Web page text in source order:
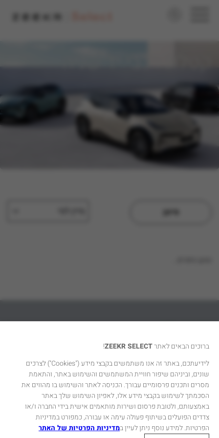
קטלוג רכבי יד שניה
אודות
יצירת קשר
ברוכים הבאים לאתרZEEKR SELECT
!
לידיעתכם, באתר זה אנו משתמשים בקבצי מידע("Cookies")לצרכים
שונים, וביניהם שיפור חוויית המשתמשים והשימוש באתר, והתאמת
מסרים ותכנים פרסומיים עבורך. הכניסה לאתר והשימוש בו מהווים את
הסכמתך לשימוש בקבצי מידע אלו, לאפיון השימוש שלך באתר
באמצעותם, ולטובת פרסום ושירות מותאמים אישית בידי החברה ו/או
צדדים הפועלים בשיתוף פעולה עימה או עבורה, כמפורט במדיניות
הפרטיות. למידע נוסף ניתן לעיין במדיניות הפרטיות של האתר